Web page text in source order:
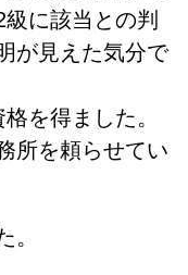
に該当との判
が見えた気分で
を得ました。
所を頼らせてい
。